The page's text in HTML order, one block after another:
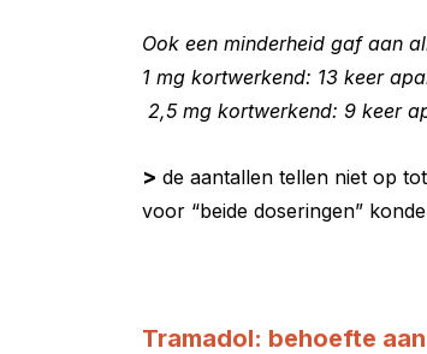
Ook een minderheid gaf aan
1 mg kortwerkend: 13 keer
2,5 mg kortwerkend: 9 keer
> de aantallen tellen niet op
voor “beide doseringen”
Tramadol: behoefte